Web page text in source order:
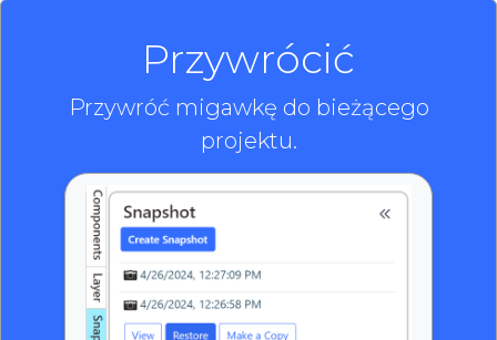
Przywrócić
Przywróć migawkę do bieżącego
projektu.